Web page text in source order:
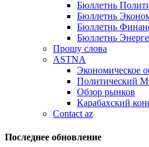
Бюллетнь
Бюллетнь
Бюллетнь
Бюллетнь
Прошу слова
ASTNA
Экономическое
Политический
Обзор рынков
Карабахский
Contact az
Последнее обновление